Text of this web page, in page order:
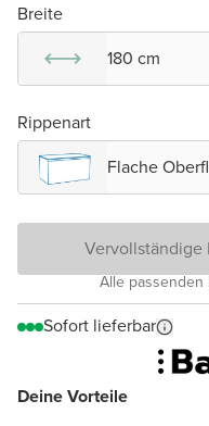
Deine Vorteile
Breite
180 cm
Rippenart
Flache
Vervollständige
Alle passenden
Sofort lieferbar